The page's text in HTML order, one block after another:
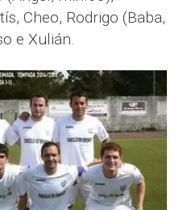
Cheo, Rodrigo (Baba,
e Xulián.